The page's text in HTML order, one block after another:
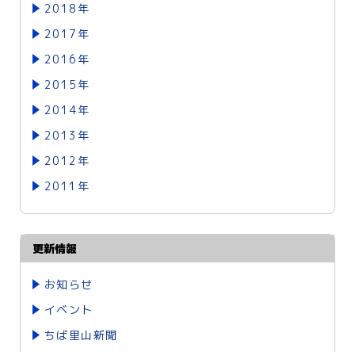
2018年
2017年
2016年
2015年
2014年
2013年
2012年
2011年
更新情報
お知らせ
イベント
ちば里山新聞